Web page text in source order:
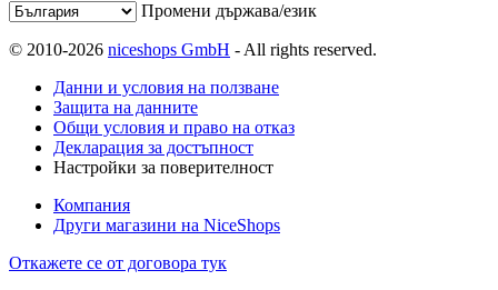
Промени държава/език
© 2010-2026 niceshops GmbH - All rights reserved.
Данни и условия на ползване
Защита на данните
Общи условия и право на отказ
Декларация за достъпност
Настройки за поверителност
Компания
Други магазини на NiceShops
Откажете се от договора тук